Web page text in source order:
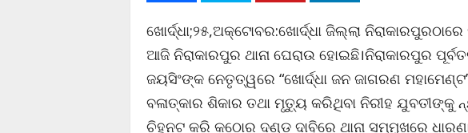
ଖୋର୍ଦ୍ଧା;୨୫,ଅକ୍ଟୋବର:ଖୋର୍ଦ୍ଧା ଜିଲ୍ଲା
ଆଜି ନିରାକାରପୁର ଥାନା ଘେରାଉ ହୋଇଛି।ନିରାକାରପୁର
ଜୟସିଂଙ୍କ ନେତୃତ୍ୱରେ “ଖୋର୍ଦ୍ଧା ଜନ ଜାଗରଣ
ବଳାତ୍କାର ଶିକାର ତଥା ମୃତ୍ୟୁ କରିଥିବା ନିରୀହ ଯୁବତୀଙ୍କୁ
ଚିହ୍ନଟ କରି କଠୋର ଦଣ୍ଡ ଦାବିରେ ଥାନା ସମ୍ମୁଖରେ